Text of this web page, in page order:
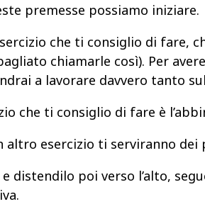
premesse possiamo iniziare.
che ti consiglio di fare,
chiamarle così). Per
a lavorare davvero tanto
che ti consiglio di fare è
altro esercizio ti serviranno
distendilo poi verso l’alto,